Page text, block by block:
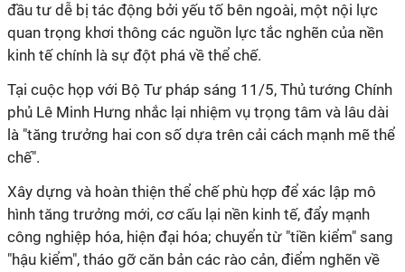
đầu tư dễ bị tác động bởi yếu tố bên ngoài, một nội lực
quan trọng khơi thông các nguồn lực tắc nghẽn của nền
kinh tế chính là sự đột phá về thể chế.
Tại cuộc họp với Bộ Tư pháp sáng 11/5, Thủ tướng Chính
phủ Lê Minh Hưng nhắc lại nhiệm vụ trọng tâm và lâu dài
là "tăng trưởng hai con số dựa trên cải cách mạnh mẽ thể
chế".
Xây dựng và hoàn thiện thể chế phù hợp để xác lập mô
hình tăng trưởng mới, cơ cấu lại nền kinh tế, đẩy mạnh
công nghiệp hóa, hiện đại hóa; chuyển từ "tiền kiểm" sang
"hậu kiểm", tháo gỡ căn bản các rào cản, điểm nghẽn về